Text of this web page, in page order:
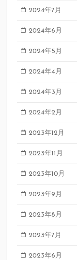
2024年7月
2024年6月
2024年5月
2024年4月
2024年3月
2024年2月
2023年12月
2023年11月
2023年10月
2023年9月
2023年8月
2023年7月
2023年6月